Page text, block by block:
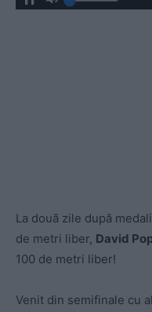
La două zile după
de metri liber, David
100 de metri liber!
Venit din semifinale cu